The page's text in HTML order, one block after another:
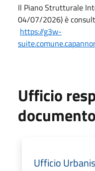
Il Piano Strutturale
04/07/2026) è
https://g3w-
Ufficio
documento
Ufficio